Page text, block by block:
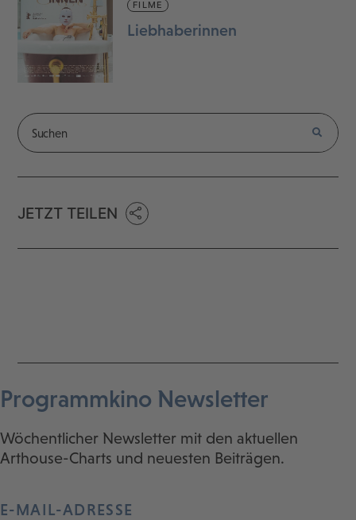
FILME
Liebhaberinnen
JETZT TEILEN
Programmkino Newsletter
Wöchentlicher Newsletter mit den aktuellen
Arthouse-Charts und neuesten Beiträgen.
E-MAIL-ADRESSE